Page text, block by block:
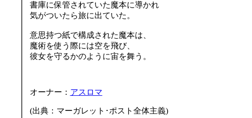
書庫に保管されていた魔本に導かれ
気がついたら旅に出ていた。
意思持つ紙で構成された魔本は、
魔術を使う際には空を飛び、
彼女を守るかのように宙を舞う。
オーナー： アスロマ
(出典：マーガレット･ポスト全体主義)